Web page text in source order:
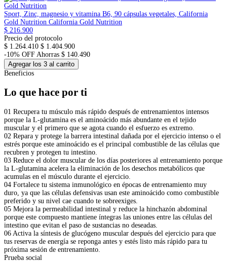
Sport, Zinc, magnesio y vitamina B6, 90 cápsulas vegetales, California
Gold Nutrition California Gold Nutrition
$ 216.900
Precio del protocolo
$ 1.264.410 $ 1.404.900
-10% OFF Ahorras $ 140.490
Agregar los 3 al carrito
Beneficios
Lo que hace por ti
01 Recupera tu músculo más rápido después de entrenamientos intensos
porque la L-glutamina es el aminoácido más abundante en el tejido
muscular y el primero que se agota cuando el esfuerzo es extremo.
02 Repara y protege la barrera intestinal dañada por el ejercicio intenso o el
estrés porque este aminoácido es el principal combustible de las células que
recubren y protegen tu intestino.
03 Reduce el dolor muscular de los días posteriores al entrenamiento porque
la L-glutamina acelera la eliminación de los desechos metabólicos que
acumulas en el músculo durante el ejercicio.
04 Fortalece tu sistema inmunológico en épocas de entrenamiento muy
duro, ya que las células defensivas usan este aminoácido como combustible
preferido y su nivel cae cuando te sobreexiges.
05 Mejora la permeabilidad intestinal y reduce la hinchazón abdominal
porque este compuesto mantiene íntegras las uniones entre las células del
intestino que evitan el paso de sustancias no deseadas.
06 Activa la síntesis de glucógeno muscular después del ejercicio para que
tus reservas de energía se reponga antes y estés listo más rápido para tu
próxima sesión de entrenamiento.
Prueba social